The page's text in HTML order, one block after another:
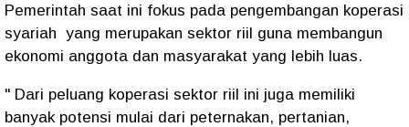
Pemerintah saat ini fokus pada pengembangan koperasi
syariah yang merupakan sektor riil guna membangun
ekonomi anggota dan masyarakat yang lebih luas.
" Dari peluang koperasi sektor riil ini juga memiliki
banyak potensi mulai dari peternakan, pertanian,